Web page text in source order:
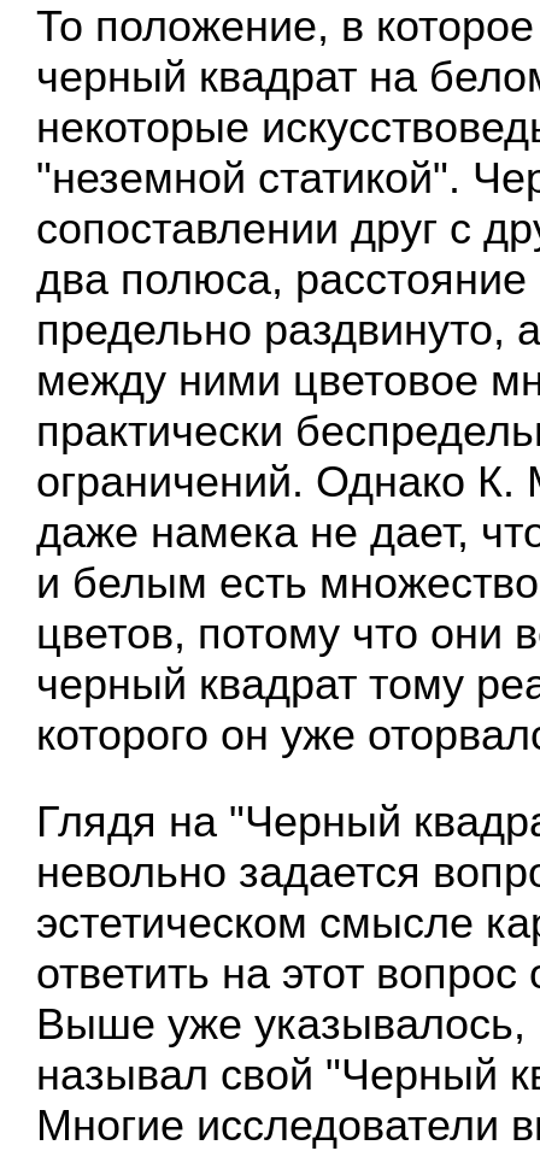
То положение, в
черный квадрат на
некоторые
"неземной статикой".
сопоставлении друг с
два полюса,
предельно раздвинуто,
между ними цветовое
практически
ограничений. Однако К.
даже намека не дает,
и белым есть
цветов, потому что они
черный квадрат тому
которого он уже
Глядя на "Черный
невольно задается
эстетическом смысле
ответить на этот
Выше уже указывалось,
называл свой "Черный
Многие исследователи